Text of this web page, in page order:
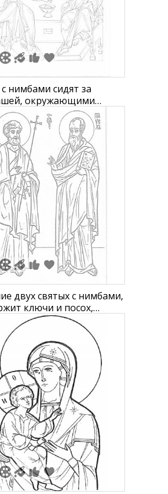
нимбами сидят за
окружающими
являются деревья на
здание и рука
двух святых с нимбами,
ключи и посох,
книгу